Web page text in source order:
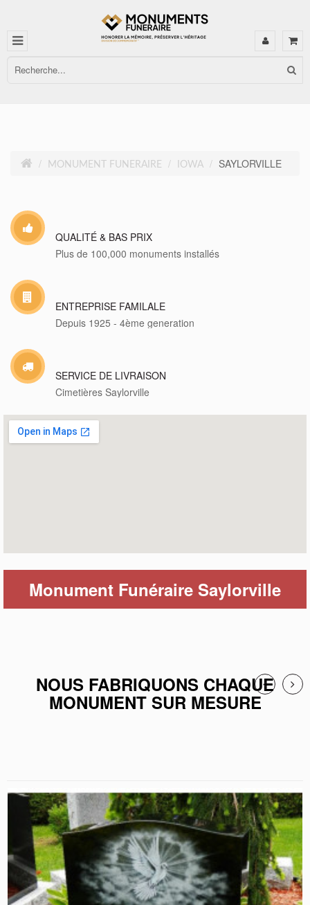
MONUMENT FUNERAIRE IOWA SAYLORVILLE
QUALITÉ & BAS PRIX
Plus de 100,000 monuments installés
ENTREPRISE FAMILALE
Depuis 1925 - 4ème generation
SERVICE DE LIVRAISON
Cimetières Saylorville
Monument Funéraire Saylorville
NOUS FABRIQUONS CHAQUE
MONUMENT SUR MESURE